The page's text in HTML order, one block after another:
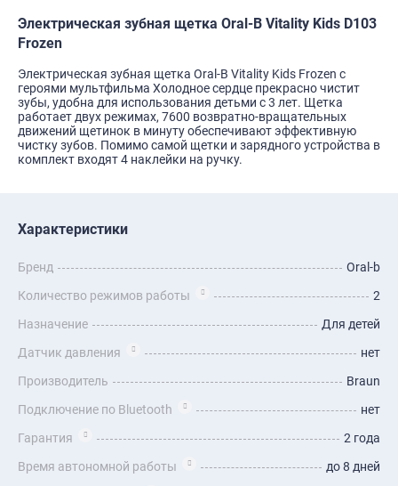
Электрическая зубная щетка Oral-B Vitality Kids D103
Frozen
Электрическая зубная щетка Oral-B Vitality Kids Frozen с
героями мультфильма Холодное сердце прекрасно чистит
зубы, удобна для использования детьми с 3 лет. Щетка
работает двух режимах, 7600 возвратно-вращательных
движений щетинок в минуту обеспечивают эффективную
чистку зубов. Помимо самой щетки и зарядного устройства в
комплект входят 4 наклейки на ручку.
Характеристики
Бренд
Oral-b
Количество режимов работы
2
Назначение
Для детей
Датчик давления
нет
Производитель
Braun
Подключение по Bluetooth
нет
Гарантия
2 года
Время автономной работы
до 8 дней